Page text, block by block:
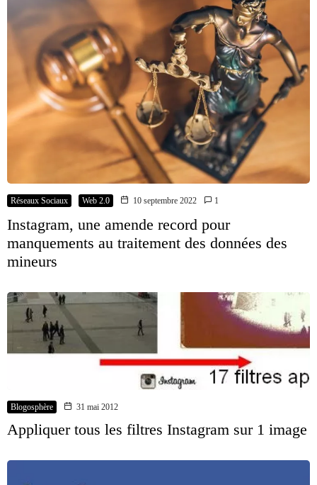
Réseaux Sociaux Web 2.0 10 septembre 2022 1
Instagram, une amende record pour
manquements au traitement des données des
mineurs
Blogosphère 31 mai 2012
Appliquer tous les filtres Instagram sur 1 image